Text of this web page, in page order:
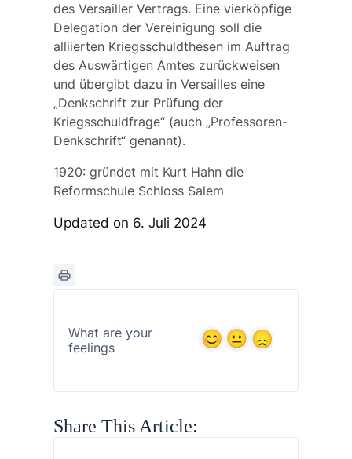
des Versailler Vertrags. Eine vierköpfige
Delegation der Vereinigung soll die
alliierten Kriegsschuldthesen im Auftrag
des Auswärtigen Amtes zurückweisen
und übergibt dazu in Versailles eine
„Denkschrift zur Prüfung der
Kriegsschuldfrage“ (auch „Professoren-
Denkschrift“ genannt).
1920: gründet mit Kurt Hahndie
Reformschule Schloss Salem
Updated on 6. Juli 2024
What are your
feelings
Share This Article: